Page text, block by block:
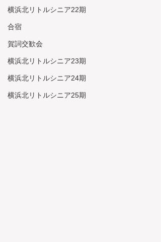
横浜北リトルシニア22期
合宿
賀詞交歓会
横浜北リトルシニア23期
横浜北リトルシニア24期
横浜北リトルシニア25期